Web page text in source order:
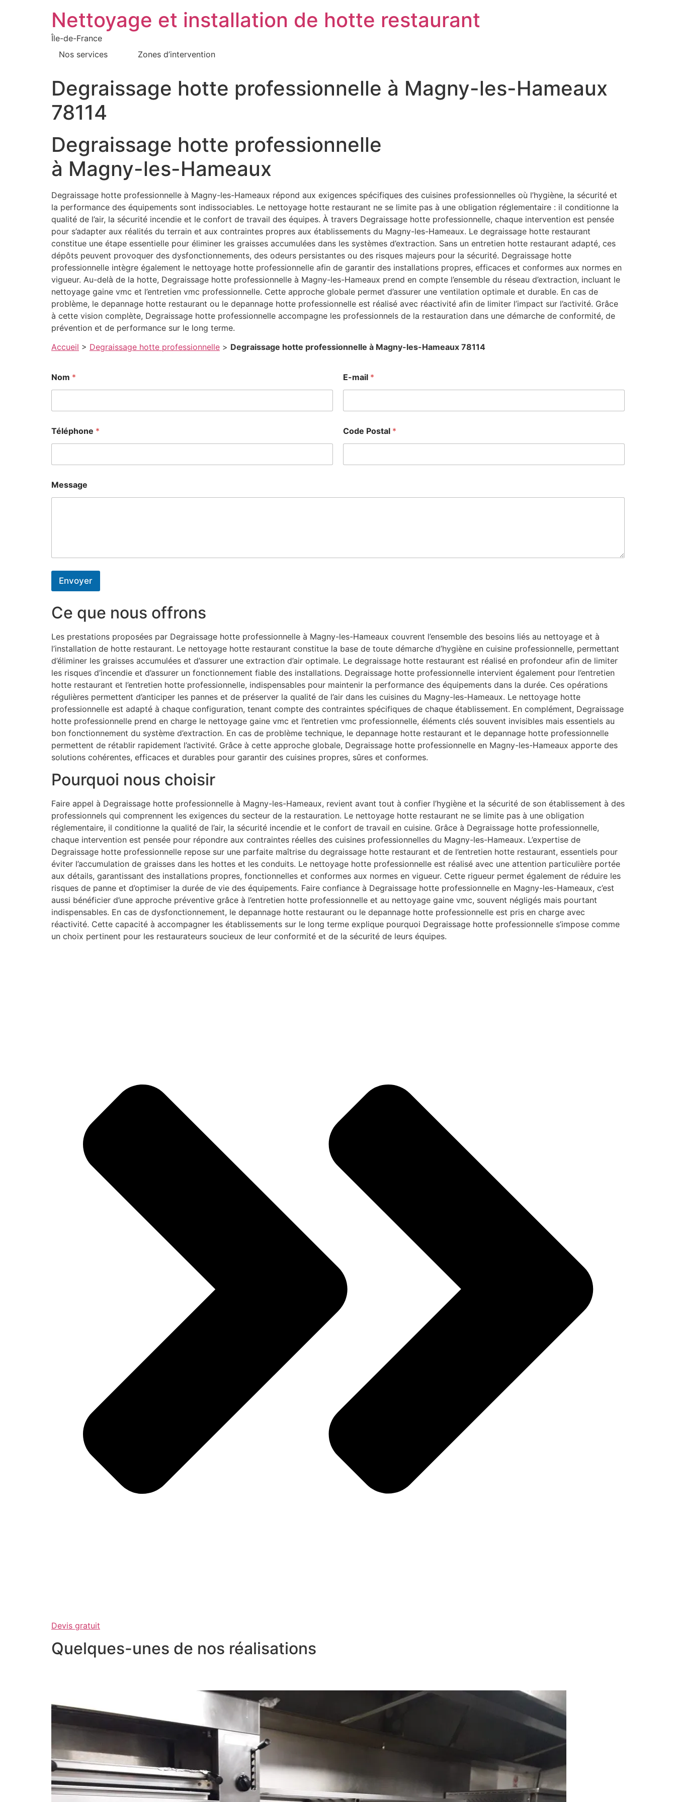
Nettoyage et installation de hotte restaurant
Île-de-France
Nos services
Zones d’intervention
Degraissage hotte professionnelle à Magny-les-Hameaux
78114
Degraissage hotte professionnelle
à Magny-les-Hameaux
Degraissage hotte professionnelle à Magny-les-Hameaux répond aux exigences spécifiques des cuisines professionnelles où l’hygiène, la sécurité et
la performance des équipements sont indissociables. Le nettoyage hotte restaurant ne se limite pas à une obligation réglementaire : il conditionne la
qualité de l’air, la sécurité incendie et le confort de travail des équipes. À travers Degraissage hotte professionnelle, chaque intervention est pensée
pour s’adapter aux réalités du terrain et aux contraintes propres aux établissements du Magny-les-Hameaux. Le degraissage hotte restaurant
constitue une étape essentielle pour éliminer les graisses accumulées dans les systèmes d’extraction. Sans un entretien hotte restaurant adapté, ces
dépôts peuvent provoquer des dysfonctionnements, des odeurs persistantes ou des risques majeurs pour la sécurité. Degraissage hotte
professionnelle intègre également le nettoyage hotte professionnelle afin de garantir des installations propres, efficaces et conformes aux normes en
vigueur. Au-delà de la hotte, Degraissage hotte professionnelle à Magny-les-Hameaux prend en compte l’ensemble du réseau d’extraction, incluant le
nettoyage gaine vmc et l’entretien vmc professionnelle. Cette approche globale permet d’assurer une ventilation optimale et durable. En cas de
problème, le depannage hotte restaurant ou le depannage hotte professionnelle est réalisé avec réactivité afin de limiter l’impact sur l’activité. Grâce
à cette vision complète, Degraissage hotte professionnelle accompagne les professionnels de la restauration dans une démarche de conformité, de
prévention et de performance sur le long terme.
Accueil > Degraissage hotte professionnelle > Degraissage hotte professionnelle à Magny-les-Hameaux 78114
Nom * E-mail *
Téléphone * Code Postal *
Message
Envoyer
Ce que nous offrons
Les prestations proposées par Degraissage hotte professionnelle à Magny-les-Hameaux couvrent l’ensemble des besoins liés au nettoyage et à
l’installation de hotte restaurant. Le nettoyage hotte restaurant constitue la base de toute démarche d’hygiène en cuisine professionnelle, permettant
d’éliminer les graisses accumulées et d’assurer une extraction d’air optimale. Le degraissage hotte restaurant est réalisé en profondeur afin de limiter
les risques d’incendie et d’assurer un fonctionnement fiable des installations. Degraissage hotte professionnelle intervient également pour l’entretien
hotte restaurant et l’entretien hotte professionnelle, indispensables pour maintenir la performance des équipements dans la durée. Ces opérations
régulières permettent d’anticiper les pannes et de préserver la qualité de l’air dans les cuisines du Magny-les-Hameaux. Le nettoyage hotte
professionnelle est adapté à chaque configuration, tenant compte des contraintes spécifiques de chaque établissement. En complément, Degraissage
hotte professionnelle prend en charge le nettoyage gaine vmc et l’entretien vmc professionnelle, éléments clés souvent invisibles mais essentiels au
bon fonctionnement du système d’extraction. En cas de problème technique, le depannage hotte restaurant et le depannage hotte professionnelle
permettent de rétablir rapidement l’activité. Grâce à cette approche globale, Degraissage hotte professionnelle en Magny-les-Hameaux apporte des
solutions cohérentes, efficaces et durables pour garantir des cuisines propres, sûres et conformes.
Pourquoi nous choisir
Faire appel à Degraissage hotte professionnelle à Magny-les-Hameaux, revient avant tout à confier l’hygiène et la sécurité de son établissement à des
professionnels qui comprennent les exigences du secteur de la restauration. Le nettoyage hotte restaurant ne se limite pas à une obligation
réglementaire, il conditionne la qualité de l’air, la sécurité incendie et le confort de travail en cuisine. Grâce à Degraissage hotte professionnelle,
chaque intervention est pensée pour répondre aux contraintes réelles des cuisines professionnelles du Magny-les-Hameaux. L’expertise de
Degraissage hotte professionnelle repose sur une parfaite maîtrise du degraissage hotte restaurant et de l’entretien hotte restaurant, essentiels pour
éviter l’accumulation de graisses dans les hottes et les conduits. Le nettoyage hotte professionnelle est réalisé avec une attention particulière portée
aux détails, garantissant des installations propres, fonctionnelles et conformes aux normes en vigueur. Cette rigueur permet également de réduire les
risques de panne et d’optimiser la durée de vie des équipements. Faire confiance à Degraissage hotte professionnelle en Magny-les-Hameaux, c’est
aussi bénéficier d’une approche préventive grâce à l’entretien hotte professionnelle et au nettoyage gaine vmc, souvent négligés mais pourtant
indispensables. En cas de dysfonctionnement, le depannage hotte restaurant ou le depannage hotte professionnelle est pris en charge avec
réactivité. Cette capacité à accompagner les établissements sur le long terme explique pourquoi Degraissage hotte professionnelle s’impose comme
un choix pertinent pour les restaurateurs soucieux de leur conformité et de la sécurité de leurs équipes.
Devis gratuit
Quelques-unes de nos réalisations